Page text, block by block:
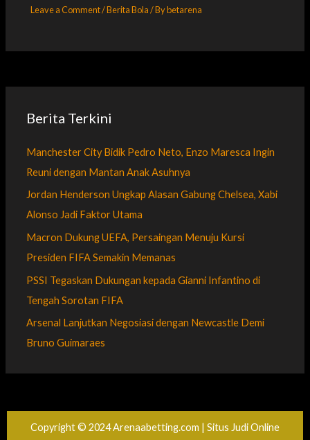
Leave a Comment/Berita Bola/ Bybetarena
Berita Terkini
Manchester City Bidik Pedro Neto, Enzo Maresca Ingin
Reuni dengan Mantan Anak Asuhnya
Jordan Henderson Ungkap Alasan Gabung Chelsea, Xabi
Alonso Jadi Faktor Utama
Macron Dukung UEFA, Persaingan Menuju Kursi
Presiden FIFA Semakin Memanas
PSSI Tegaskan Dukungan kepada Gianni Infantino di
Tengah Sorotan FIFA
Arsenal Lanjutkan Negosiasi dengan Newcastle Demi
Bruno Guimaraes
Copyright © 2024 Arenaabetting.com | Situs Judi Online